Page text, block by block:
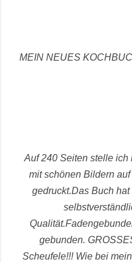
MEIN NEUES
Auf 240 Seiten stelle ich
mit schönen Bildern
gedruckt.Das Buch
Qualität.
gebunden.
Scheufele!!! Wie bei